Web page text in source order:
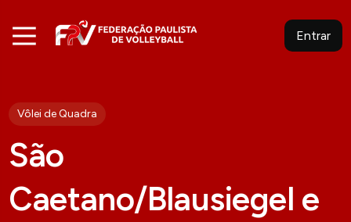
Entrar
Vôlei de Quadra
São
Caetano/Blausiegel e